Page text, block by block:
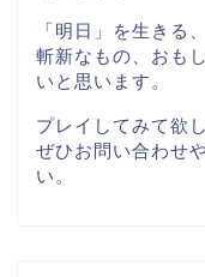
「明日」を生きる、
斬新なもの、おも
いと思います。
プレイしてみて欲
ぜひお問い合わせ
い。